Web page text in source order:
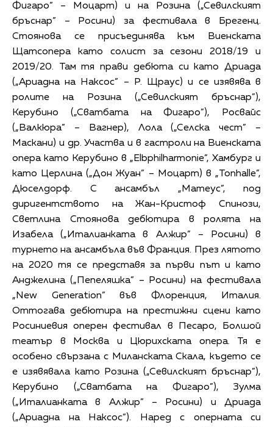
Фигаро” – Моцарт) и на Розина („Севилският
бръснар” – Росини) за фестивала в Брегенц.
Стоянова се присъединява към Виенската
Щатсопера като солист за сезони 2018/19 и
2019/20. Там тя прави дебюта си като Дриада
(„Aриадна на Наксос” – Р. Щраус) и се изявява в
ролите на Розина („Севилският бръснар”),
Керубино („Сватбата на Фигаро”), Росвайс
(„Валкюра” – Вагнер), Лола („Селска чест” –
Маскани) и др. Участва и в гастроли на Виенската
опера като Керубино в „Elbphilharmonie”, Хамбург и
като Церлина („Дон Жуан” – Моцарт) в „Tonhalle”,
Дюселдорф. С ансамбъл „Матеус”, под
диригентството на Жан-Кристоф Спинози,
Светлина Стоянова дебютира в ролята на
Изабела („Италианката в Алжир” – Росини) в
турнето на ансамбъла във Франция. През лятото
на 2020 тя се представя за първи път и като
Анджелина („Пепеляшка” – Росини) на фестивала
„New Generation” във Флоренция, Италия.
Оттогава дебютира на престижни сцени като
Росиниевия оперен фестивал в Песаро, Болшой
театър в Москва и Цюрихската опера. Тя е
особено свързана с Миланската Скала, където се
е изявявала като Розина („Севилският бръснар”),
Керубино („Сватбата на Фигаро”), Зулма
(„Италианката в Алжир” – Росини) и Дриада
(„Ариадна на Наксос”). Наред с оперната си